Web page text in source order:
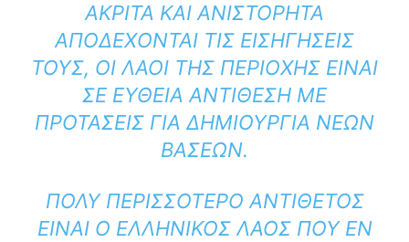
ΆΚΡΙΤΑ ΚΑΙ ΑΝΙΣΤΌΡΗΤΑ
ΑΠΟΔΈΧΟΝΤΑΙ ΤΙΣ ΕΙΣΗΓΉΣΕΙΣ
ΤΟΥΣ, ΟΙ ΛΑΟΊ ΤΗΣ ΠΕΡΙΟΧΉΣ ΕΊΝΑΙ
ΣΕ ΕΥΘΕΊΑ ΑΝΤΊΘΕΣΗ ΜΕ
ΠΡΟΤΆΣΕΙΣ ΓΙΑ ΔΗΜΙΟΥΡΓΊΑ ΝΈΩΝ
ΒΆΣΕΩΝ.
ΠΟΛΎ ΠΕΡΙΣΣΌΤΕΡΟ ΑΝΤΊΘΕΤΟΣ
ΕΊΝΑΙ Ο ΕΛΛΗΝΙΚΌΣ ΛΑΌΣ ΠΟΥ ΕΝ